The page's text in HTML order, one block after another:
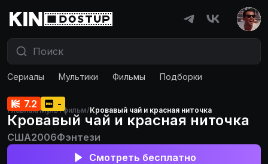
Сериалы Мультики Фильмы Подборки
Главная/Мультфильм/Кровавый чай и красная ниточка
7.2 -
Кровавый чай и красная ниточка
США2006Фэнтези
Смотреть бесплатно